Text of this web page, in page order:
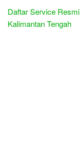
Daftar Service
Kalimantan Tengah